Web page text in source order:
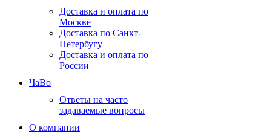
Доставка и оплата по
Москве
Доставка по Санкт-
Петербугу
Доставка и оплата по
России
ЧаВо
Ответы на часто
задаваемые вопросы
О компании